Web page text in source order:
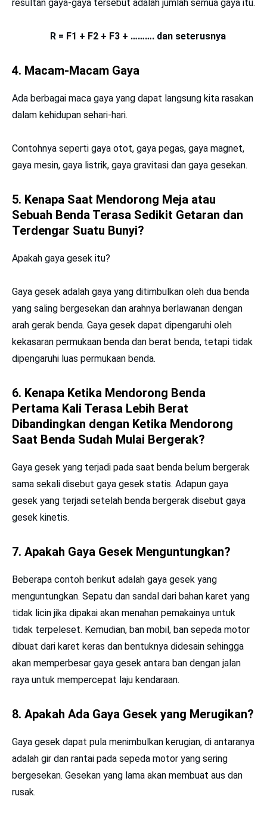
resultan gaya-gaya tersebut adalah jumlah semua gaya itu.
R = F1 + F2 + F3 + ………. dan seterusnya
4. Macam-Macam Gaya
Ada berbagai maca gaya yang dapat langsung kita rasakan
dalam kehidupan sehari-hari.
Contohnya seperti gaya otot, gaya pegas, gaya magnet,
gaya mesin, gaya listrik, gaya gravitasi dan gaya gesekan.
5. Kenapa Saat Mendorong Meja atau
Sebuah Benda Terasa Sedikit Getaran dan
Terdengar Suatu Bunyi?
Apakah gaya gesek itu?
Gaya gesek adalah gaya yang ditimbulkan oleh dua benda
yang saling bergesekan dan arahnya berlawanan dengan
arah gerak benda. Gaya gesek dapat dipengaruhi oleh
kekasaran permukaan benda dan berat benda, tetapi tidak
dipengaruhi luas permukaan benda.
6. Kenapa Ketika Mendorong Benda
Pertama Kali Terasa Lebih Berat
Dibandingkan dengan Ketika Mendorong
Saat Benda Sudah Mulai Bergerak?
Gaya gesek yang terjadi pada saat benda belum bergerak
sama sekali disebut gaya gesek statis. Adapun gaya
gesek yang terjadi setelah benda bergerak disebut gaya
gesek kinetis.
7. Apakah Gaya Gesek Menguntungkan?
Beberapa contoh berikut adalah gaya gesek yang
menguntungkan. Sepatu dan sandal dari bahan karet yang
tidak licin jika dipakai akan menahan pemakainya untuk
tidak terpeleset. Kemudian, ban mobil, ban sepeda motor
dibuat dari karet keras dan bentuknya didesain sehingga
akan memperbesar gaya gesek antara ban dengan jalan
raya untuk mempercepat laju kendaraan.
8. Apakah Ada Gaya Gesek yang Merugikan?
Gaya gesek dapat pula menimbulkan kerugian, di antaranya
adalah gir dan rantai pada sepeda motor yang sering
bergesekan. Gesekan yang lama akan membuat aus dan
rusak.